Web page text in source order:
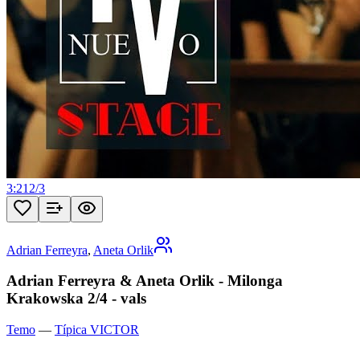
3:21 2/3
Adrian Ferreyra, Aneta Orlik
Adrian Ferreyra & Aneta Orlik - Milonga
Krakowska 2/4 - vals
Temo — Típica VICTOR